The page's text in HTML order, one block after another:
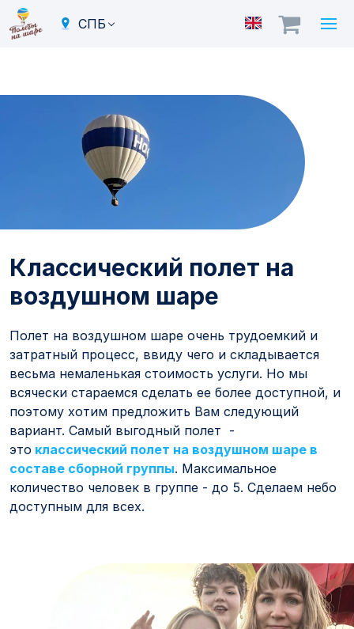
СПБ
Классический полет на
Классический полет на
воздушном шаре
Полет на воздушном шаре очень трудоемкий и
затратный процесс, ввиду чего и складывается
весьма немаленькая стоимость услуги. Но мы
всячески стараемся сделать ее более доступной, и
поэтому хотим предложить Вам следующий
вариант. Самый выгодный полет -
это классический полет на воздушном шаре в
составе сборной группы. Максимальное
количество человек в группе - до 5. Сделаем небо
доступным для всех.